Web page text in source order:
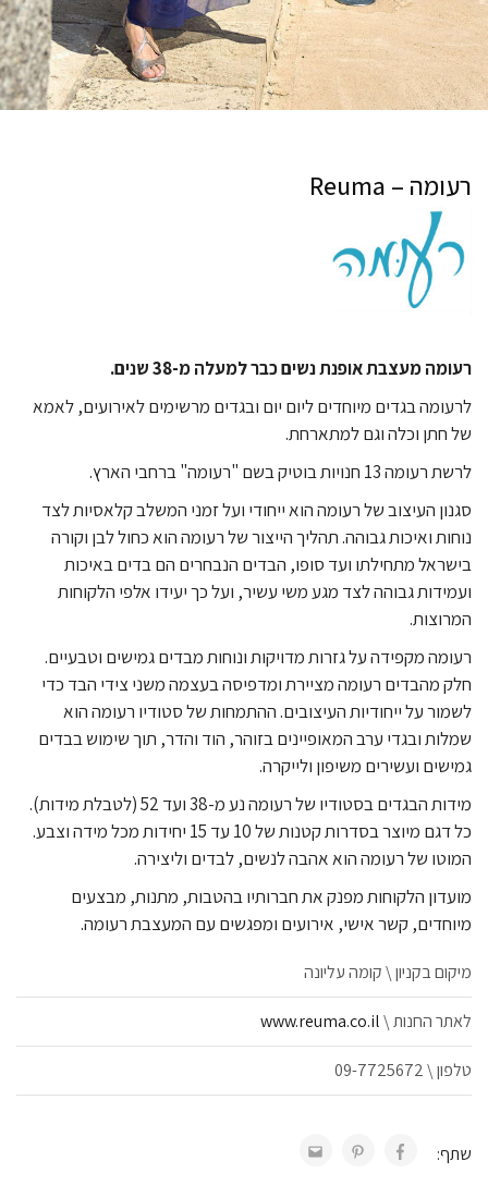
רעומה – Reuma
רעומה מעצבת אופנת נשים כבר למעלה מ-38 שנים.
לרעומה בגדים מיוחדים ליום יום ובגדים מרשימים לאירועים, לאמא
של חתן וכלה וגם למתארחת.
לרשת רעומה 13 חנויות בוטיק בשם "רעומה" ברחבי הארץ.
סגנון העיצוב של רעומה הוא ייחודי ועל זמני המשלב קלאסיות לצד
נוחות ואיכות גבוהה. תהליך הייצור של רעומה הוא כחול לבן וקורה
בישראל מתחילתו ועד סופו, הבדים הנבחרים הם בדים באיכות
ועמידות גבוהה לצד מגע משי עשיר, ועל כך יעידו אלפי הלקוחות
המרוצות.
רעומה מקפידה על גזרות מדויקות ונוחות מבדים גמישים וטבעיים.
חלק מהבדים רעומה מציירת ומדפיסה בעצמה משני צידי הבד כדי
לשמור על ייחודיות העיצובים. ההתמחות של סטודיו רעומה הוא
שמלות ובגדי ערב המאופיינים בזוהר, הוד והדר, תוך שימוש בבדים
גמישים ועשירים משיפון ולייקרה.
מידות הבגדים בסטודיו של רעומה נע מ-38 ועד 52 (לטבלת מידות).
כל דגם מיוצר בסדרות קטנות של 10 עד 15 יחידות מכל מידה וצבע.
המוטו של רעומה הוא אהבה לנשים, לבדים וליצירה.
מועדון הלקוחות מפנק את חברותיו בהטבות, מתנות, מבצעים
מיוחדים, קשר אישי, אירועים ומפגשים עם המעצבת רעומה.
מיקום בקניון \ קומה עליונה
לאתר החנות \www.reuma.co.il
טלפון \ 09-7725672
שתף: